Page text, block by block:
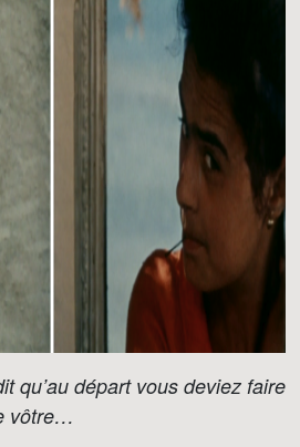
qu’au départ vous deviez faire
vôtre…